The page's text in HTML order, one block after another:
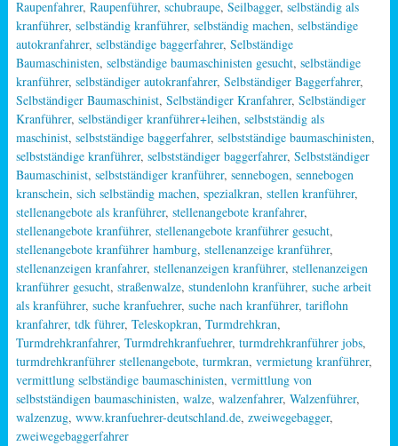
Raupenfahrer, Raupenführer, schubraupe, Seilbagger, selbständig als
kranführer, selbständig kranführer, selbständig machen, selbständige
autokranfahrer, selbständige baggerfahrer, Selbständige
Baumaschinisten, selbständige baumaschinisten gesucht, selbständige
kranführer, selbständiger autokranfahrer, Selbständiger Baggerfahrer,
Selbständiger Baumaschinist, Selbständiger Kranfahrer, Selbständiger
Kranführer, selbständiger kranführer+leihen, selbstständig als
maschinist, selbstständige baggerfahrer, selbstständige baumaschinisten,
selbstständige kranführer, selbstständiger baggerfahrer, Selbstständiger
Baumaschinist, selbstständiger kranführer, sennebogen, sennebogen
kranschein, sich selbständig machen, spezialkran, stellen kranführer,
stellenangebote als kranführer, stellenangebote kranfahrer,
stellenangebote kranführer, stellenangebote kranführer gesucht,
stellenangebote kranführer hamburg, stellenanzeige kranführer,
stellenanzeigen kranfahrer, stellenanzeigen kranführer, stellenanzeigen
kranführer gesucht, straßenwalze, stundenlohn kranführer, suche arbeit
als kranführer, suche kranfuehrer, suche nach kranführer, tariflohn
kranfahrer, tdk führer, Teleskopkran, Turmdrehkran,
Turmdrehkranfahrer, Turmdrehkranfuehrer, turmdrehkranführer jobs,
turmdrehkranführer stellenangebote, turmkran, vermietung kranführer,
vermittlung selbständige baumaschinisten, vermittlung von
selbstständigen baumaschinisten, walze, walzenfahrer, Walzenführer,
walzenzug, www.kranfuehrer-deutschland.de, zweiwegebagger,
zweiwegebaggerfahrer